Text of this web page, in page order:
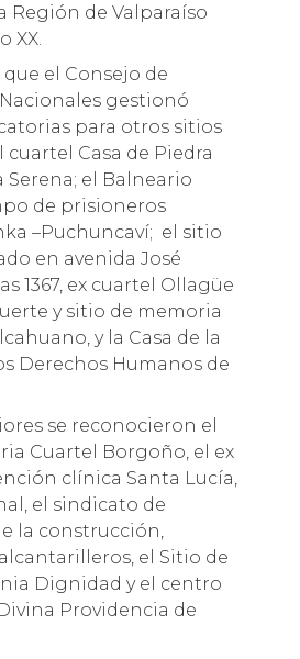
Región de Valparaíso
XX.
el Consejo de
gestionó
para otros sitios
cuartel Casa de Piedra
Serena; el Balneario
de prisioneros
–Puchuncaví; el sitio
en avenida José
1367, ex cuartel Ollagüe
y sitio de memoria
y la Casa de la
Derechos Humanos de
se reconocieron el
Cuartel Borgoño, el ex
clínica Santa Lucía,
el sindicato de
la construcción,
el Sitio de
Dignidad y el centro
Providencia de